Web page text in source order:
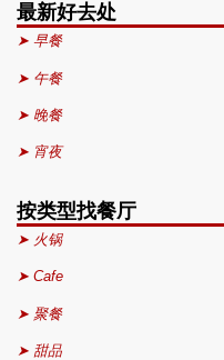
最新好去处
➤ 早餐
➤ 午餐
➤ 晚餐
➤ 宵夜
按类型找餐厅
➤ 火锅
➤ Cafe
➤ 聚餐
➤ 甜品